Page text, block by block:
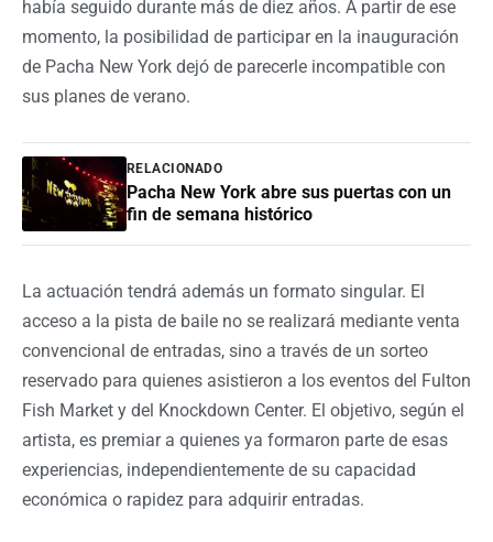
había seguido durante más de diez años. A partir de ese
momento, la posibilidad de participar en la inauguración
de Pacha New York dejó de parecerle incompatible con
sus planes de verano.
RELACIONADO
Pacha New York abre sus puertas con un
fin de semana histórico
La actuación tendrá además un formato singular. El
acceso a la pista de baile no se realizará mediante venta
convencional de entradas, sino a través de un sorteo
reservado para quienes asistieron a los eventos del Fulton
Fish Market y del Knockdown Center. El objetivo, según el
artista, es premiar a quienes ya formaron parte de esas
experiencias, independientemente de su capacidad
económica o rapidez para adquirir entradas.